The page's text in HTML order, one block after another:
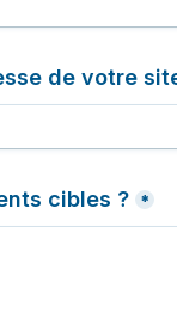
de votre
cibles ? *